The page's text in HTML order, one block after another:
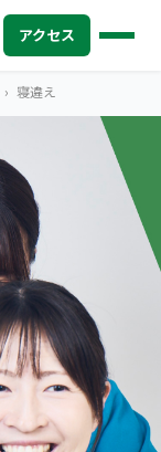
アクセス
› 寝違え